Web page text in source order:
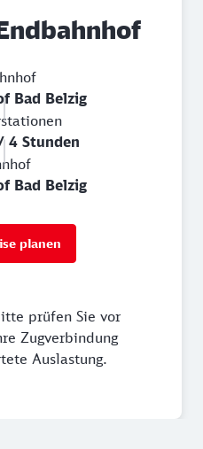
Bad Belzig
4 Stunden
Bad Belzig
planen
prüfen Sie vor
Zugverbindung
Auslastung.